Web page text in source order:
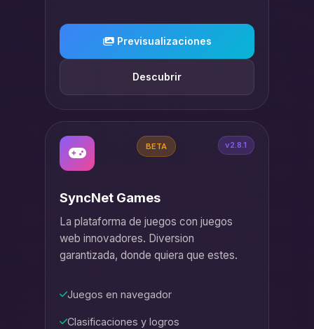
Previsualizaciones
Descubrir
BETA v2.8.1
SyncNet Games
La plataforma de juegos con juegos
web innovadores. Diversion
garantizada, donde quiera que estes.
Juegos en navegador
Clasificaciones y logros